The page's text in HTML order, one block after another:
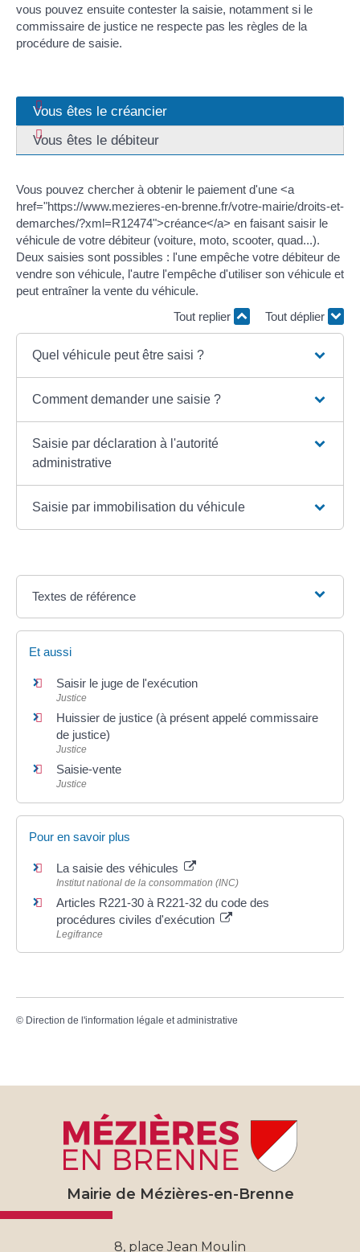
vous pouvez ensuite contester la saisie, notamment si le
commissaire de justice ne respecte pas les règles de la
procédure de saisie.
Vous êtes le créancier
Vous êtes le débiteur
Vous pouvez chercher à obtenir le paiement d'une <a
href="https://www.mezieres-en-brenne.fr/votre-mairie/droits-et-
demarches/?xml=R12474">créance</a> en faisant saisir le
véhicule de votre débiteur (voiture, moto, scooter, quad...).
Deux saisies sont possibles : l'une empêche votre débiteur de
vendre son véhicule, l'autre l'empêche d'utiliser son véhicule et
peut entraîner la vente du véhicule.
Tout replier
Tout déplier
Quel véhicule peut être saisi ?
Comment demander une saisie ?
Saisie par déclaration à l'autorité
administrative
Saisie par immobilisation du véhicule
Textes de référence
Et aussi
Saisir le juge de l'exécution
Justice
Huissier de justice (à présent appelé commissaire
de justice)
Justice
Saisie-vente
Justice
Pour en savoir plus
La saisie des véhicules
Institut national de la consommation (INC)
Articles R221-30 à R221-32 du code des
procédures civiles d'exécution
Legifrance
© Direction de l'information légale et administrative
Mairie de Mézières-en-Brenne
8, place Jean Moulin